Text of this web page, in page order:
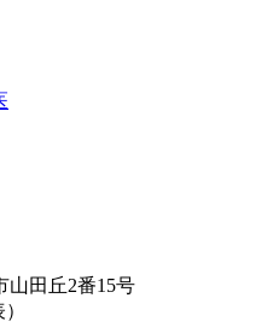
山田丘2番15号